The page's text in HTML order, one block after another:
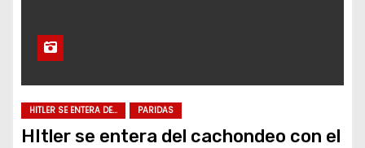
HITLER SE ENTERA DE... PARIDAS
HItler se entera del cachondeo con el